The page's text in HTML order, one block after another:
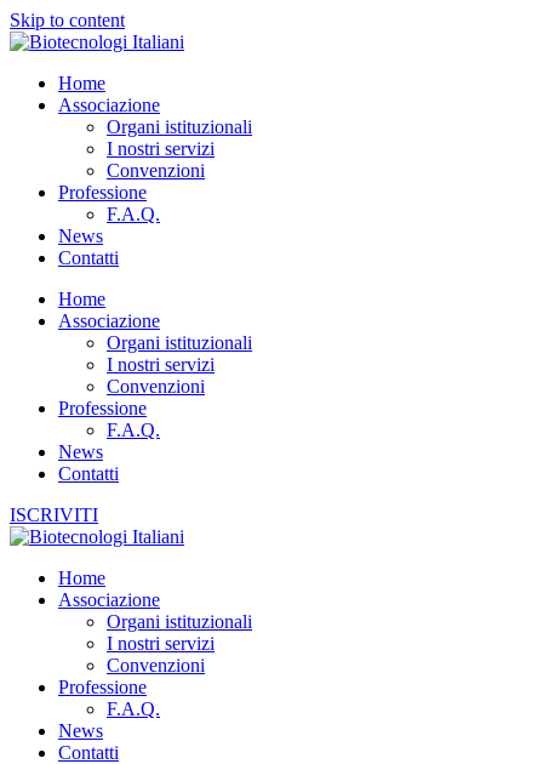
Skip to content
Home
Associazione
Organi istituzionali
I nostri servizi
Convenzioni
Professione
F.A.Q.
News
Contatti
Home
Associazione
Organi istituzionali
I nostri servizi
Convenzioni
Professione
F.A.Q.
News
Contatti
ISCRIVITI
Home
Associazione
Organi istituzionali
I nostri servizi
Convenzioni
Professione
F.A.Q.
News
Contatti